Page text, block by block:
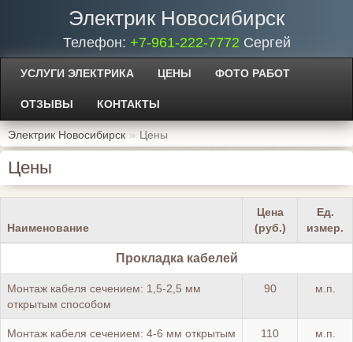
Электрик Новосибирск
Телефон: +7-961-222-7772 Сергей
УСЛУГИ ЭЛЕКТРИКА ЦЕНЫ ФОТО РАБОТ
ОТЗЫВЫ КОНТАКТЫ
Электрик Новосибирск Цены
Цены
Наименование
Цена
(руб.)
Ед.
измер.
Прокладка кабелей
Монтаж кабеля сечением: 1,5-2,5 мм
открытым способом
90 м.п.
Монтаж кабеля сечением: 4-6 мм открытым
110 м.п.